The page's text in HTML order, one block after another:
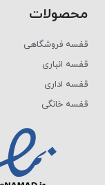
محصولات
قفسه فروشگاهی
قفسه انباری
قفسه اداری
قفسه خانگی